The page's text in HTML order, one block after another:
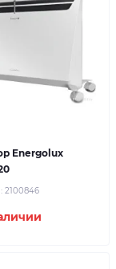
Energolux
2100846